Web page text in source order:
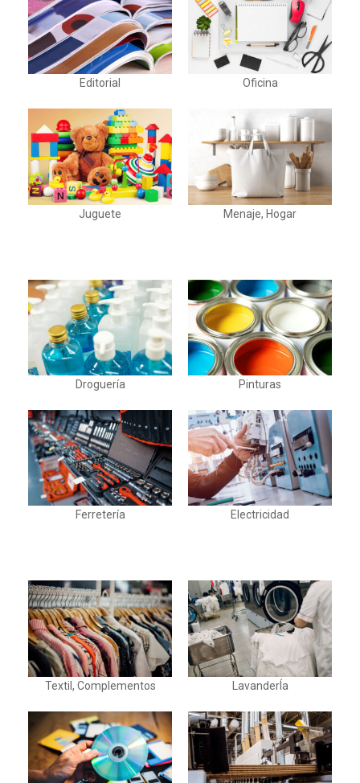
Editorial Oficina
Juguete Menaje, Hogar
Droguería Pinturas
Ferretería Electricidad
Textil, Complementos LavanderÍa